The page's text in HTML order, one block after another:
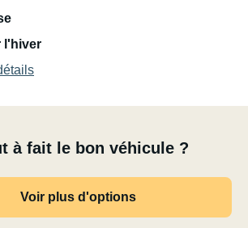
l'hiver
à fait le bon véhicule ?
Voir plus d'options